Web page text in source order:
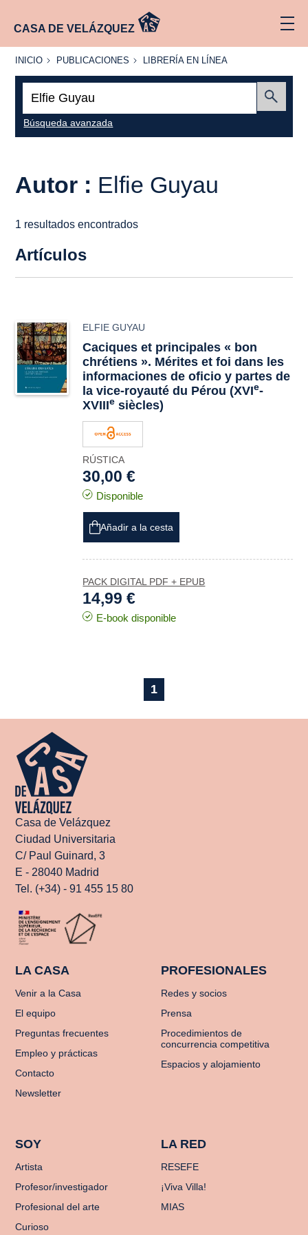
CASA DE VELÁZQUEZ
INICIO
INICIO PUBLICACIONES
PUBLICACIONES
LIBRERÍA
LÍNEA
LIBRERÍA EN LÍNEA
Búsqueda avanzada
Autor : Elfie Guyau
1 resultados encontrados
Artículos
ELFIE GUYAU
Caciques et principales « bon
chrétiens ». Mérites et foi dans les
informaciones de oficio y partes de
la vice-royauté du Pérou (XVIe-
XVIIIe siècles)
RÚSTICA
30,00 €
Disponible
Añadir a la cesta
PACK DIGITAL PDF + EPUB
14,99 €
E-book disponible
1
Casa de Velázquez
Ciudad Universitaria
C/ Paul Guinard, 3
E - 28040 Madrid
Tel. (+34) - 91 455 15 80
LA CASA
Venir a la Casa
El equipo
Preguntas frecuentes
Empleo y prácticas
Contacto
Newsletter
PROFESIONALES
Redes y socios
Prensa
Procedimientos de
concurrencia competitiva
Espacios y alojamiento
SOY
Artista
Profesor/investigador
Profesional del arte
Curioso
LA RED
RESEFE
¡Viva Villa!
MIAS